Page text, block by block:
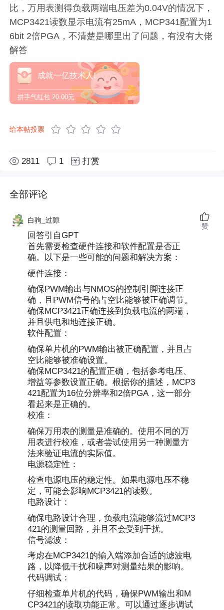
比，万用表测得负载两端电压差为0.04V的情况下，
MCP3421读数显示电流有25mA，MCP341配置为1
6bit 2倍PGA，不清楚是哪里出了问题，有没有大佬
解答
成就一亿技术人!
拼手气红包 20.00元
给本帖投票
2811 1 打赏
全部评论
白驹_过隙
回答引自GPT
首先需要检查硬件连接和软件配置是否正
确。以下是一些可能的问题和解决方案：
硬件连接：
确保PWM输出与NMOS的控制引脚连接正
确，且PWM信号的占空比能够被正确调节。
确保MCP3421正确连接到负载电流的两端，
并且供电和地连接正确。
软件配置：
确保单片机的PWM输出被正确配置，并且占
空比能够被准确设置。
确保MCP3421的配置正确，包括参考电压、
增益等参数设置正确。根据你的描述，MCP3
421配置为16位分辨率和2倍PGA，这一部分
看起来是正确的。
校准：
确保万用表的测量是准确的。使用不同的万
用表进行校准，或者尝试使用另一种测量方
法来验证电流的实际值。
电源稳定性：
检查电源电压的稳定性。如果电源电压不稳
定，可能会影响MCP3421的读数。
电路设计：
确保电路设计合理，负载电流能够流过MCP3
421的测量回路，并且不会受到干扰。
信号滤波：
考虑在MCP3421的输入端添加合适的滤波电
路，以降低干扰和噪声对测量结果的影响。
代码调试：
仔细检查单片机的代码，确保PWM输出和M
CP3421的读取功能正常。可以通过逐步调试
赞